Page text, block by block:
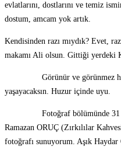
evlatlarını, dostlarını ve temiz
dostum, amcam yok artık.
Kendisinden razı mıydık? Evet,
makamı Ali olsun. Gittiği yerdeki
Görünür ve görünmez
yaşayacaksın. Huzur içinde uyu.
Fotoğraf bölümünde 31
Ramazan ORUÇ (Zırkılılar
fotoğrafı sunuyorum. Aşık